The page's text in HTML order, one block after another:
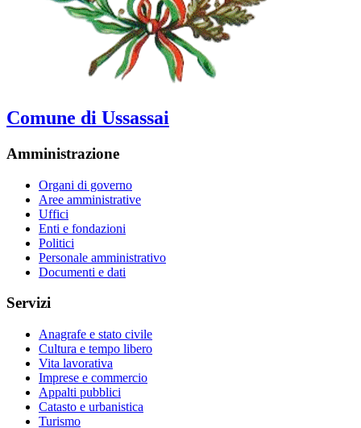
Comune di Ussassai
Amministrazione
Organi di governo
Aree amministrative
Uffici
Enti e fondazioni
Politici
Personale amministrativo
Documenti e dati
Servizi
Anagrafe e stato civile
Cultura e tempo libero
Vita lavorativa
Imprese e commercio
Appalti pubblici
Catasto e urbanistica
Turismo